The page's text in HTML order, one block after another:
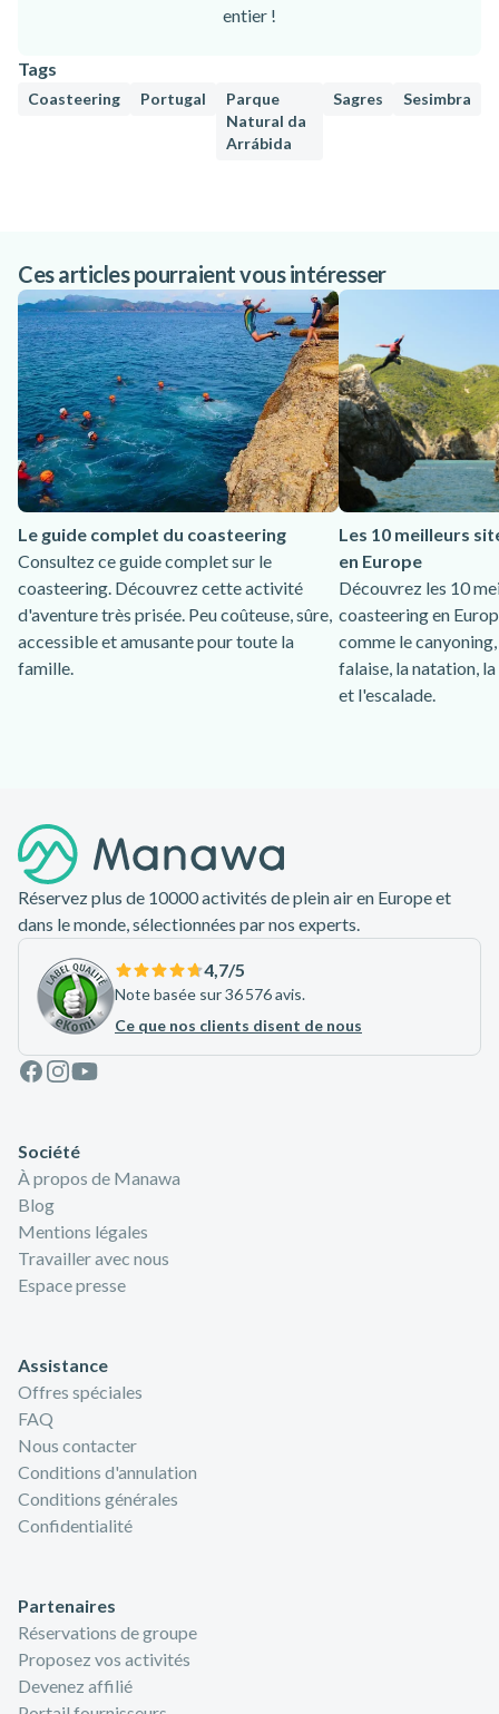
entier !
Tags
Coasteering Portugal
Parque
Natural da
Arrábida
Sagres Sesimbra
Ces articles pourraient vous intéresser
Le guide complet du coasteering
Consultez ce guide complet sur le
coasteering. Découvrez cette activité
d'aventure très prisée. Peu coûteuse, sûre,
accessible et amusante pour toute la
famille.
Les 10 meilleurs
en Europe
Découvrez les 10
coasteering en
comme le
falaise, la natation,
et l'escalade.
Réservez plus de 10000 activités de plein air en Europe et
dans le monde, sélectionnées par nos experts.
4,7/5
Note basée sur 36 576 avis.
Ce que nos clients disent de nous
Facebook
Instagram
Youtube
Société
À propos de Manawa
Blog
Mentions légales
Travailler avec nous
Espace presse
Assistance
Offres spéciales
FAQ
Nous contacter
Conditions d'annulation
Conditions générales
Confidentialité
Partenaires
Réservations de groupe
Proposez vos activités
Devenez affilié